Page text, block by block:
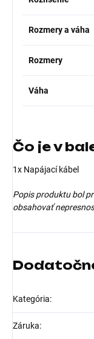
Rozmery a váha
Rozmery
Váha
Čo je v
1x Napájací kábel
Popis produktu bol
obsahovať
Kategória:
Záruka: